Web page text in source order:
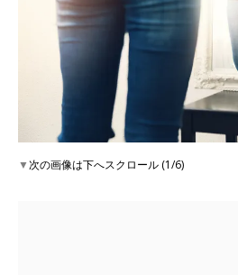
▼次の画像は下へスクロール (1/6)